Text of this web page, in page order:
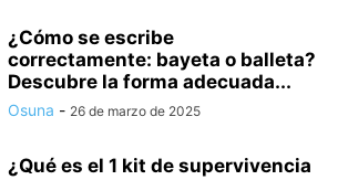
¿Cómo se escribe
correctamente: bayeta o balleta?
Descubre la forma adecuada...
Osuna - 26 de marzo de 2025
¿Qué es el 1 kit de supervivencia